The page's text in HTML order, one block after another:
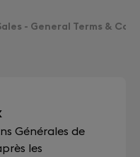
- General Terms &
Générales de
les